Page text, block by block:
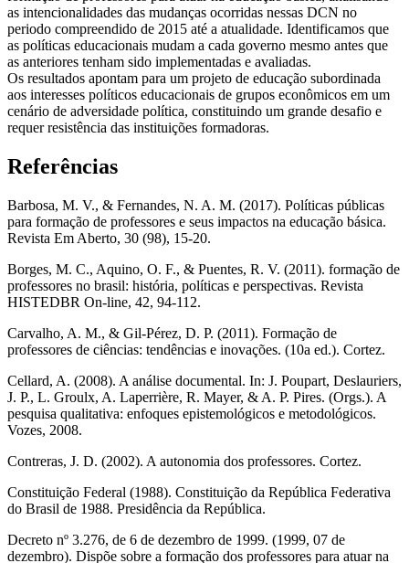
as intencionalidades das mudanças ocorridas nessas DCN no
periodo compreendido de 2015 até a atualidade. Identificamos que
as políticas educacionais mudam a cada governo mesmo antes que
as anteriores tenham sido implementadas e avaliadas.
Os resultados apontam para um projeto de educação subordinada
aos interesses políticos educacionais de grupos econômicos em um
cenário de adversidade política, constituindo um grande desafio e
requer resistência das instituições formadoras.
Referências
Barbosa, M. V., & Fernandes, N. A. M. (2017). Políticas públicas
para formação de professores e seus impactos na educação básica.
Revista Em Aberto, 30 (98), 15-20.
Borges, M. C., Aquino, O. F., & Puentes, R. V. (2011). formação de
professores no brasil: história, políticas e perspectivas. Revista
HISTEDBR On-line, 42, 94-112.
Carvalho, A. M., & Gil-Pérez, D. P. (2011). Formação de
professores de ciências: tendências e inovações. (10a ed.). Cortez.
Cellard, A. (2008). A análise documental. In: J. Poupart, Deslauriers,
J. P., L. Groulx, A. Laperrière, R. Mayer, & A. P. Pires. (Orgs.). A
pesquisa qualitativa: enfoques epistemológicos e metodológicos.
Vozes, 2008.
Contreras, J. D. (2002). A autonomia dos professores. Cortez.
Constituição Federal (1988). Constituição da República Federativa
do Brasil de 1988. Presidência da República.
Decreto nº 3.276, de 6 de dezembro de 1999. (1999, 07 de
dezembro). Dispõe sobre a formação dos professores para atuar na